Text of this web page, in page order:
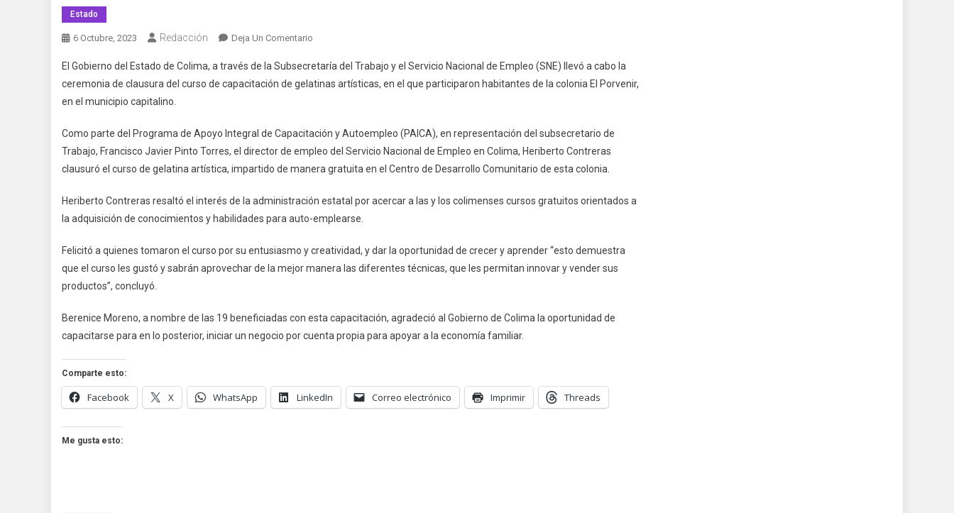
Estado
6 Octubre, 2023 Redacción Deja Un Comentario
Curso
De
Gelatinas
Artísticas
En
Colonia
El
El Gobierno del Estado de Colima, a través de la Subsecretaría del Trabajo y el Servicio Nacional de Empleo (SNE) llevó a cabo la
ceremonia de clausura del curso de capacitación de gelatinas artísticas, en el que participaron habitantes de la colonia El Porvenir,
en el municipio capitalino.
Como parte del Programa de Apoyo Integral de Capacitación y Autoempleo (PAICA), en representación del subsecretario de
Trabajo, Francisco Javier Pinto Torres, el director de empleo del Servicio Nacional de Empleo en Colima, Heriberto Contreras
clausuró el curso de gelatina artística, impartido de manera gratuita en el Centro de Desarrollo Comunitario de esta colonia.
Heriberto Contreras resaltó el interés de la administración estatal por acercar a las y los colimenses cursos gratuitos orientados a
la adquisición de conocimientos y habilidades para auto-emplearse.
Felicitó a quienes tomaron el curso por su entusiasmo y creatividad, y dar la oportunidad de crecer y aprender “esto demuestra
que el curso les gustó y sabrán aprovechar de la mejor manera las diferentes técnicas, que les permitan innovar y vender sus
productos”, concluyó.
Berenice Moreno, a nombre de las 19 beneficiadas con esta capacitación, agradeció al Gobierno de Colima la oportunidad de
capacitarse para en lo posterior, iniciar un negocio por cuenta propia para apoyar a la economía familiar.
Comparte esto:
Facebook X WhatsApp LinkedIn Correo electrónico Imprimir Threads
Me gusta esto: